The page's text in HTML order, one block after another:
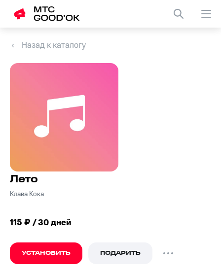
Назад к каталогу
Лето
Клава Кока
115 ₽ / 30 дней
УСТАНОВИТЬ ПОДАРИТЬ